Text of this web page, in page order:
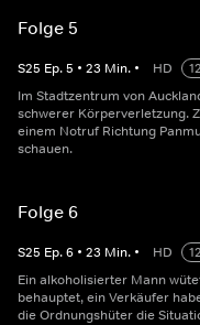
Folge 5
S25 Ep.5 • 23 Min. • HD
12
Im Stadtzentrum von
schwerer Körperverletzung.
einem Notruf Richtung
schauen.
Folge 6
S25 Ep.6 • 23 Min. • HD
12
Ein alkoholisierter Mann
behauptet, ein Verkäufer
die Ordnungshüter die